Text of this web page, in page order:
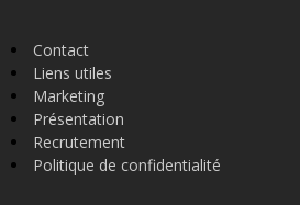
Contact
Liens utiles
Marketing
Présentation
Recrutement
Politique de confidentialité